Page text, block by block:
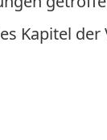
Kapitel der